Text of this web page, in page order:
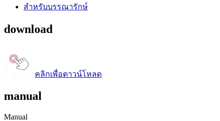
สำหรับบรรณารักษ์
download
คลิกเพื่อดาวน์โหลด
manual
Manual